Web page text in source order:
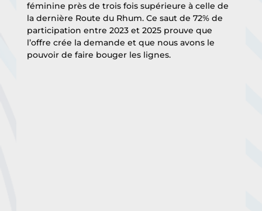
féminine près de trois fois supérieure à celle de
la dernière Route du Rhum. Ce saut de 72% de
participation entre 2023 et 2025 prouve que
l’offre crée la demande et que nous avons le
pouvoir de faire bouger les lignes.